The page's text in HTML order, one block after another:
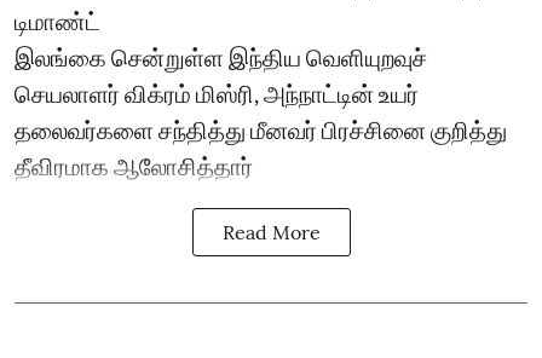
டிமாண்ட்
இலங்கை சென்றுள்ள இந்திய வெளியுறவுச்
செயலாளர் விக்ரம் மிஸ்ரி, அந்நாட்டின் உயர்
தலைவர்களை சந்தித்து மீனவர் பிரச்சினை குறித்து
தீவிரமாக ஆலோசித்தார்
Read More